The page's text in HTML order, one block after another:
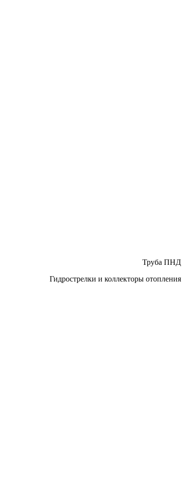
Труба ПНД
Гидрострелки и коллекторы отопления